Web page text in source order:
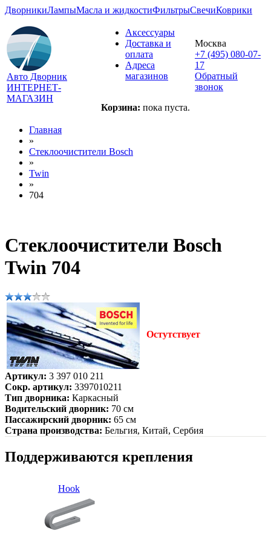
ДворникиЛампыМасла и жидкостиФильтрыСвечиКоврики
Авто Дворник
ИНТЕРНЕТ-
МАГАЗИН
Аксессуары
Доставка и
оплата
Адреса
магазинов
Корзина: пока пуста.
Москва
+7 (495) 080-07-
17
Обратный
звонок
Главная
»
Стеклоочистители Bosch
»
Twin
»
704
Стеклоочистители Bosch
Twin 704
Остутствует
Артикул: 3 397 010 211
Сокр. артикул: 3397010211
Тип дворника: Каркасный
Водительский дворник: 70 см
Пассажирский дворник: 65 см
Страна производства: Бельгия, Китай, Сербия
Поддерживаются крепления
Hook